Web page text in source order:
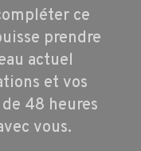
ce
prendre
actuel
et vos
48 heures
vous.